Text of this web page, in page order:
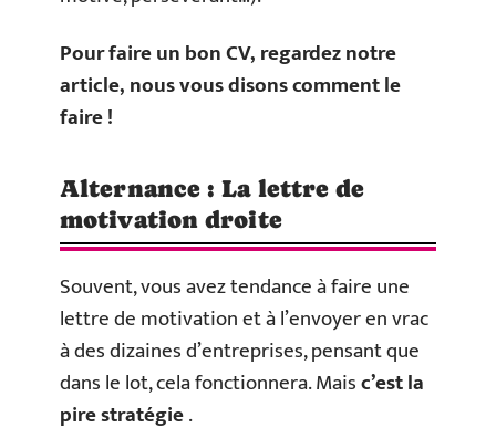
Pour faire un bon CV, regardez notre
article, nous vous disons comment le
faire !
Alternance : La lettre de
motivation droite
Souvent, vous avez tendance à faire une
lettre de motivation et à l’envoyer en vrac
à des dizaines d’entreprises, pensant que
dans le lot, cela fonctionnera. Maisc’est la
pire stratégie.